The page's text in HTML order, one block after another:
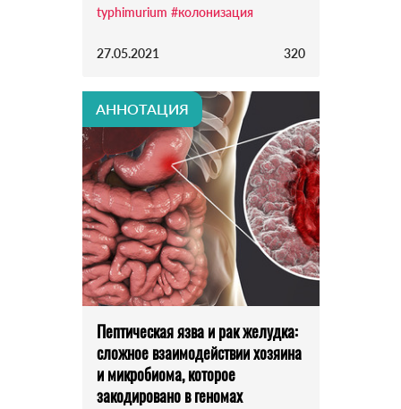
typhimurium #колонизация
27.05.2021 320
АННОТАЦИЯ
Пептическая язва и рак желудка:
сложное взаимодействии хозяина
и микробиома, которое
закодировано в геномах